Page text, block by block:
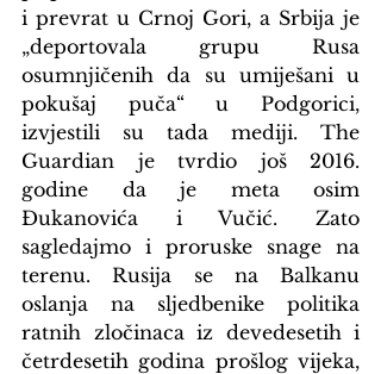
i prevrat u Crnoj Gori, a Srbija je
„deportovala grupu Rusa
osumnjičenih da su umiješani u
pokušaj puča“ u Podgorici,
izvjestili su tada mediji. The
Guardian je tvrdio još 2016.
godine da je meta osim
Đukanovića i Vučić. Zato
sagledajmo i proruske snage na
terenu. Rusija se na Balkanu
oslanja na sljedbenike politika
ratnih zločinaca iz devedesetih i
četrdesetih godina prošlog vijeka,